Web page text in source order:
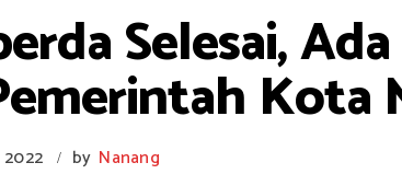
Selesai,
Kota
/ by Nanang